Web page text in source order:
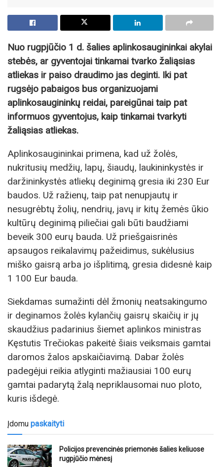
Nuo rugpjūčio 1 d. šalies aplinkosaugininkai akylai
stebės, ar gyventojai tinkamai tvarko žaliąsias
atliekas ir paiso draudimo jas deginti. Iki pat
rugsėjo pabaigos bus organizuojami
aplinkosaugininkų reidai, pareigūnai taip pat
informuos gyventojus, kaip tinkamai tvarkyti
žaliąsias atliekas.
Aplinkosaugininkai primena, kad už žolės,
nukritusių medžių, lapų, šiaudų, laukininkystės ir
daržininkystės atliekų deginimą gresia iki 230 Eur
baudos. Už ražienų, taip pat nenupjautų ir
nesugrėbtų žolių, nendrių, javų ir kitų žemės ūkio
kultūrų deginimą piliečiai gali būti baudžiami
beveik 300 eurų bauda. Už priešgaisrinės
apsaugos reikalavimų pažeidimus, sukėlusius
miško gaisrą arba jo išplitimą, gresia didesnė kaip
1 100 Eur bauda.
Siekdamas sumažinti dėl žmonių neatsakingumo
ir deginamos žolės kylančių gaisrų skaičių ir jų
skaudžius padarinius šiemet aplinkos ministras
Kęstutis Trečiokas pakeitė šiais veiksmais gamtai
daromos žalos apskaičiavimą. Dabar žolės
padegėjui reikia atlyginti mažiausiai 100 eurų
gamtai padarytą žalą nepriklausomai nuo ploto,
kuris išdegė.
Įdomu paskaityti
Policijos prevencinės priemonės šalies keliuose
rugpjūčio mėnesį